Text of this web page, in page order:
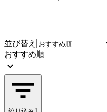
並び替え
おすすめ順